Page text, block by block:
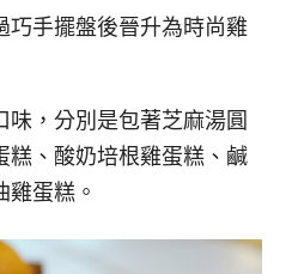
巧手擺盤後晉升為時尚雞
，分別是包著芝麻湯圓
糕、酸奶培根雞蛋糕、鹹
蛋糕。